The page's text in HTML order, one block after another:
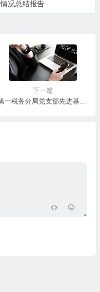
情况总结报告
下一篇
第一税务分局党支部先进基层党组织材料